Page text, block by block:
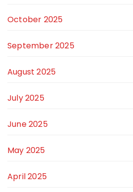
October 2025
September 2025
August 2025
July 2025
June 2025
May 2025
April 2025